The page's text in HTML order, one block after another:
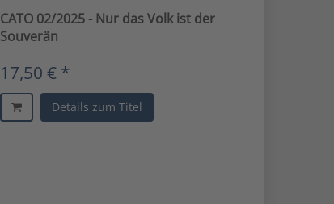
CATO 02/2025 - Nur das Volk ist der
Souverän
17,50 € *
Details zum Titel